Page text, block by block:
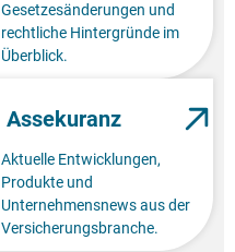
Gesetzesänderungen und
rechtliche Hintergründe im
Überblick.
Assekuranz
Aktuelle Entwicklungen,
Produkte und
Unternehmensnews aus der
Versicherungsbranche.